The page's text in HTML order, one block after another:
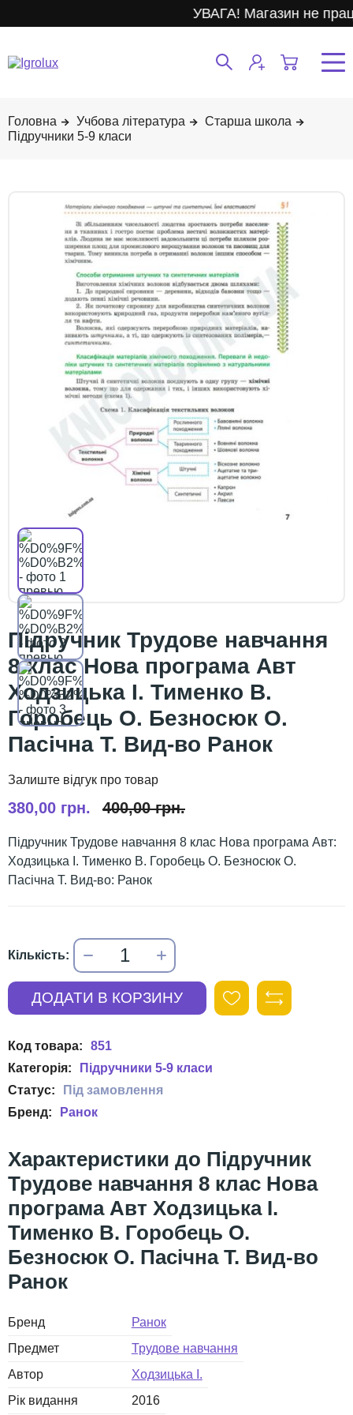
УВАГА! Магазин не
Учбова література
Старша школа
Підручники 5-9 класи
Підручник Трудове навчання
8 клас Нова програма Авт
Ходзицька І. Тименко В.
Горобець О. Безносюк О.
Пасічна Т. Вид-во Ранок
380,00 грн. 400,00 грн.
Підручник Трудове навчання 8 клас Нова програма Авт:
Ходзицька І. Тименко В. Горобець О. Безносюк О.
Пасічна Т. Вид-во: Ранок
851
Підручники 5-9 класи
Ранок
Підручник
Трудове навчання 8 клас Нова
програма Авт Ходзицька І.
Тименко В. Горобець О.
Безносюк О. Пасічна Т. Вид-во
Ранок
Бренд
Ранок
Предмет
Трудове навчання
Автор
Ходзицька І.
Рік видання
2016